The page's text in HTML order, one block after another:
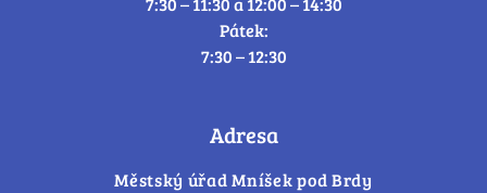
Pátek:
7:30 – 12:30
Adresa
Městský úřad Mníšek pod Brdy